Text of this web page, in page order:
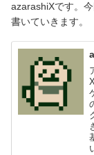
azarashiXです。
書いていきます。